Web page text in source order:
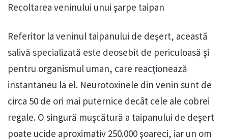
Recoltarea veninului unui şarpe taipan
Referitor la veninul taipanului de deşert, această
salivă specializată este deosebit de periculoasă şi
pentru organismul uman, care reacţionează
instantaneu la el. Neurotoxinele din venin sunt de
circa 50 de ori mai puternice decât cele ale cobrei
regale. O singură muşcătură a taipanului de deşert
poate ucide aproximativ 250.000 şoareci, iar un om